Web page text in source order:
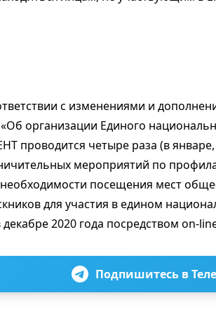
с изменениями и
организации Единого
проводится четыре раза (в
мероприятий по
посещения мест
для участия в едином
2020 года посредством on-
Подпишитесь в